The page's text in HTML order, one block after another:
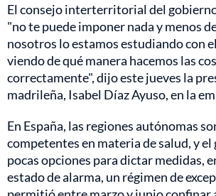
El consejo interterritorial del
"no te puede imponer nada y menos
nosotros lo estamos estudiando con
viendo de qué manera hacemos las
correctamente", dijo este jueves la
madrileña, Isabel Díaz Ayuso, en la
En España, las regiones autónomas
competentes en materia de salud, y
pocas opciones para dictar medidas,
estado de alarma, un régimen de